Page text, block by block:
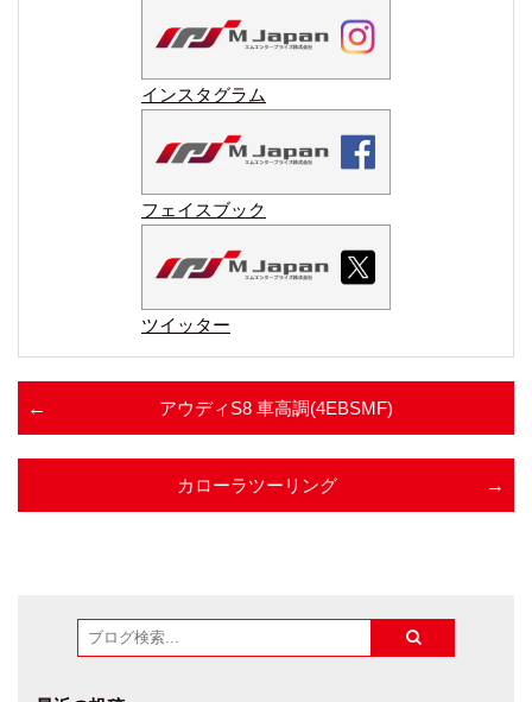
インスタグラム
フェイスブック
ツイッター
アウディS8 車高調(4EBSMF)
カローラツーリング